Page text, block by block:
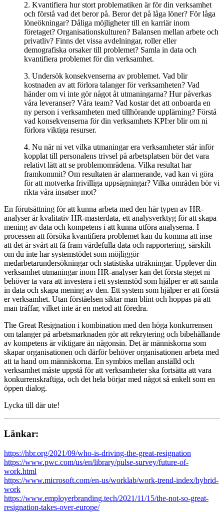
2. Kvantifiera hur stort problematiken är för din verksamhet
och förstå vad det beror på. Beror det på låga löner? För låga
löneökningar? Dåliga möjligheter till en karriär inom
företaget? Organisationskulturen? Balansen mellan arbete och
privatliv? Finns det vissa avdelningar, roller eller
demografiska orsaker till problemet? Samla in data och
kvantifiera problemet för din verksamhet.
3. Undersök konsekvenserna av problemet. Vad blir
kostnaden av att förlora talanger för verksamheten? Vad
händer om vi inte gör något åt utmaningarna? Hur påverkas
våra leveranser? Våra team? Vad kostar det att onboarda en
ny person i verksamheten med tillhörande upplärning? Förstå
vad konsekvenserna för din verksamhets KPI:er blir om ni
förlora viktiga resurser.
4. Nu när ni vet vilka utmaningar era verksamheter står inför
kopplat till personalens trivsel på arbetsplatsen bör det vara
relativt lätt att se problemområdena. Vilka resultat har
framkommit? Om resultaten är alarmerande, vad kan vi göra
för att motverka frivilliga uppsägningar? Vilka områden bör vi
rikta våra insatser mot?
En förutsättning för att kunna arbeta med den här typen av HR-
analyser är kvalitativ HR-masterdata, ett analysverktyg för att skapa
mening av data och kompetens i att kunna utföra analyserna. I
processen att försöka kvantifiera problemet kan du komma att inse
att det är svårt att få fram värdefulla data och rapportering, särskilt
om du inte har systemstödet som möjliggör
medarbetarundersökningar och statistiska uträkningar. Upplever din
verksamhet utmaningar inom HR-analyser kan det första steget ni
behöver ta vara att investera i ett systemstöd som hjälper er att samla
in data och skapa mening av den. Ett system som hjälper er att förstå
er verksamhet. Utan förståelsen siktar man blint och hoppas på att
man träffar, vilket inte är en metod att föredra.
The Great Resignation i kombination med den höga konkurrensen
om talanger på arbetsmarknaden gör att rekrytering och bibehållande
av kompetens är viktigare än någonsin. Det är människorna som
skapar organisationen och därför behöver organisationen arbeta med
att ta hand om människorna. En symbios mellan anställd och
verksamhet måste uppstå för att verksamheter ska fortsätta att vara
konkurrenskraftiga, och det hela börjar med något så enkelt som en
öppen dialog.
Lycka till där ute!
Länkar:
https://hbr.org/2021/09/who-is-driving-the-great-resignation
https://www.pwc.com/us/en/library/pulse-survey/future-of-
work.html
https://www.microsoft.com/en-us/worklab/work-trend-index/hybrid-
work
https://www.employerbranding.tech/2021/11/15/the-not-so-great-
resignation-takes-over-europe/